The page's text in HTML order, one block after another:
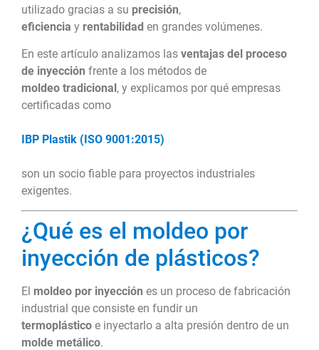
utilizado gracias a su precisión,
eficiencia y rentabilidad en grandes volúmenes.
En este artículo analizamos las ventajas del proceso
de inyección frente a los métodos de
moldeo tradicional , y explicamos por qué empresas
certificadas como
IBP Plastik (ISO 9001:2015)
son un socio fiable para proyectos industriales
exigentes.
¿Qué es el moldeo por
inyección de plásticos?
El moldeo por inyección es un proceso de fabricación
industrial que consiste en fundir un
termoplástico e inyectarlo a alta presión dentro de un
molde metálico.